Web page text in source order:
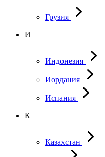
Грузия
И
Индонезия
Иордания
Испания
К
Казахстан